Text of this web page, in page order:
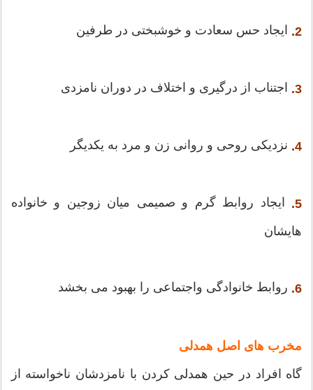
2. ایجاد حس سعادت و خوشبختی در طرفین
3. اجتناب از درگیری و اختلاف در دوران نامزدی
4. نزدیكی روحی و روانی زن و مرد به یكدیگر
5. ایجاد روابط گرم و صمیمی میان زوجین و خانواده
هایشان
6. روابط خانوادگی واجتماعی را بهبود می بخشد
مخرب های اصل همدلی
گاه افراد در حین همدلی كردن با نامزدشان ناخواسته از